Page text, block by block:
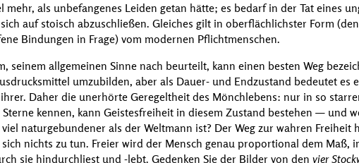
mehr, als unbefangenes Leiden getan hätte; es bedarf in der Tat eines
auf stoisch abzuschließen. Gleiches gilt in oberflächlichster Form
Bindungen in Frage) vom modernen Pflichtmenschen.
seinem allgemeinen Sinne nach beurteilt, kann einen besten Weg
umzubilden, aber als Dauer- und Endzustand bedeutet es
Daher die unerhörte Geregeltheit des Mönchlebens: nur in so
kennen, kann Geistesfreiheit in diesem Zustand bestehen — und
naturgebundener als der Weltmann ist? Der Weg zur wahren Freiheit
nichts zu tun. Freier wird der Mensch genau proportional dem Maß,
sie hindurchliest und -lebt. Gedenken Sie der Bilder von den vier